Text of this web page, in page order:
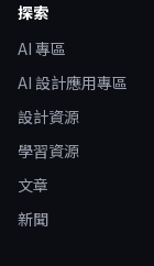
探索
AI 專區
AI 設計應用專區
設計資源
學習資源
文章
新聞